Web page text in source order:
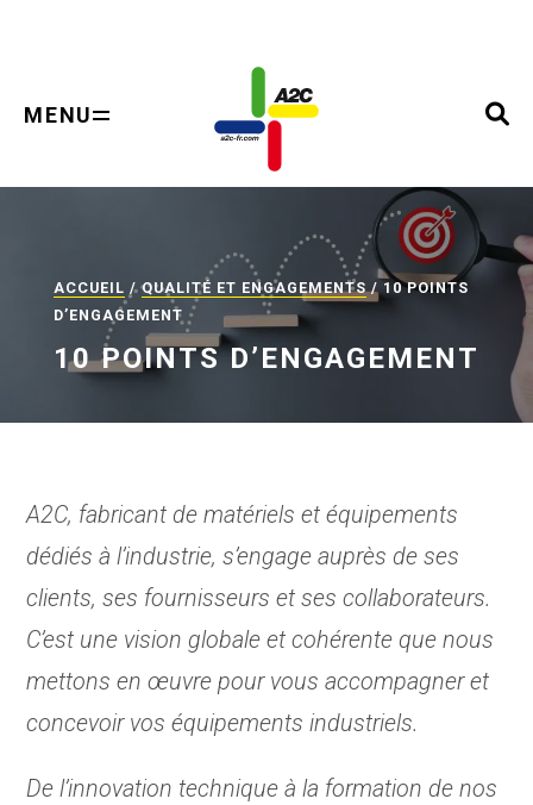
MENU
ACCUEIL /QUALITÉ ET ENGAGEMENTS/ 10 POINTS
D’ENGAGEMENT
10 POINTS D’ENGAGEMENT
A2C, fabricant de matériels et équipements
dédiés à l’industrie, s’engage auprès de ses
clients, ses fournisseurs et ses collaborateurs.
C’est une vision globale et cohérente que nous
mettons en œuvre pour vous accompagner et
concevoir vos équipements industriels.
De l’innovation technique à la formation de nos